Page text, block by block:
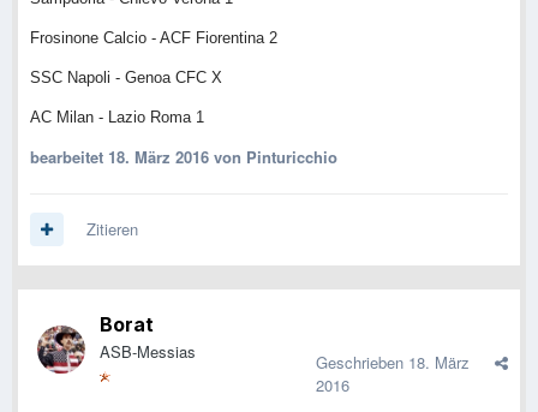
Frosinone Calcio - ACF Fiorentina 2
SSC Napoli - Genoa CFC X
AC Milan - Lazio Roma 1
bearbeitet 18. März 2016 von Pinturicchio
Zitieren
Borat
ASB-Messias Geschrieben 18. März
2016